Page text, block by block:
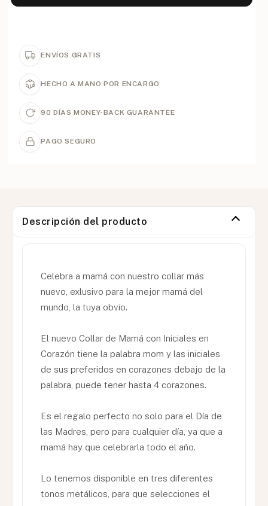
ENVÍOS GRATIS
HECHO A MANO POR ENCARGO
90 DÍAS MONEY-BACK GUARANTEE
PAGO SEGURO
Descripción del producto
Celebra a mamá con nuestro collar más
nuevo, exlusivo para la mejor mamá del
mundo, la tuya obvio.
El nuevo Collar de Mamá con Iniciales en
Corazón tiene la palabra mom y las iniciales
de sus preferidos en corazones debajo de la
palabra, puede tener hasta 4 corazones.
Es el regalo perfecto no solo para el Día de
las Madres, pero para cualquier día, ya que a
mamá hay que celebrarla todo el año.
Lo tenemos disponible en tres diferentes
tonos metálicos, para que selecciones el